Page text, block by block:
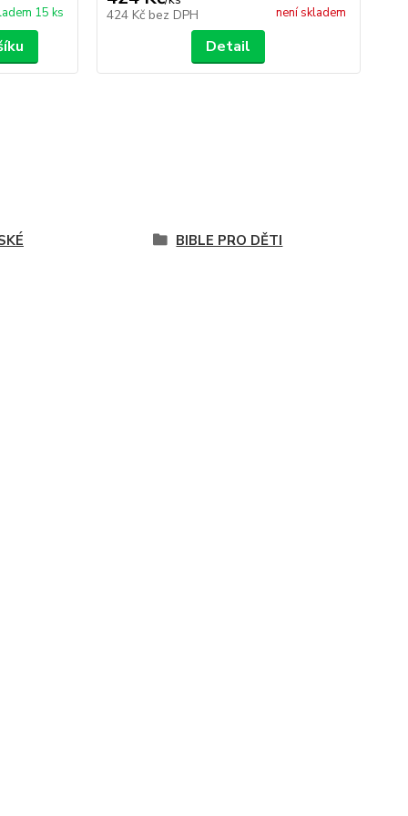
15 ks
424 Kč bez DPH není skladem
Detail
BIBLE PRO DĚTI